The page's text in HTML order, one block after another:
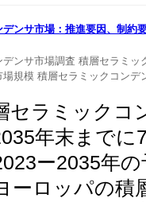
ンサ市場：推進要因、制約
ンサ市場調査 積層セラミッ
場規模 積層セラミックコンデ
セラミックコ
年末まで
ー2035年
ーロッパの